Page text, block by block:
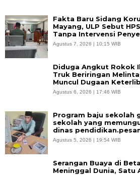
Fakta Baru Sidang
Mayang, ULP Sebut
Tanpa Intervensi
Agustus 7, 2026 | 10:15 WIB
Diduga Angkut Rokok
Truk Beriringan
Muncul Dugaan
Agustus 6, 2026 | 17:46 WIB
Program baju sekolah
sekolah yang
dinas
Agustus 5, 2026 | 19:54 WIB
Serangan Buaya di
Meninggal Dunia, Satu